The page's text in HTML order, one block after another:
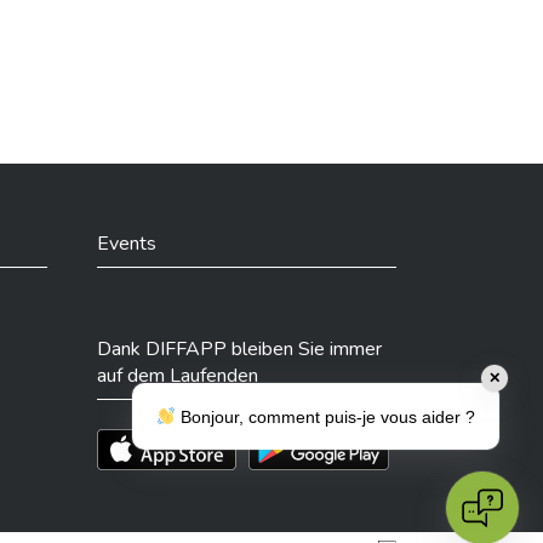
Events
Dank DIFFAPP bleiben Sie immer
auf dem Laufenden
Téléchargez l'app sur l'App StoreTéléchargez l'app sur Play Store
✕
Bonjour, comment puis-je vous aider ?